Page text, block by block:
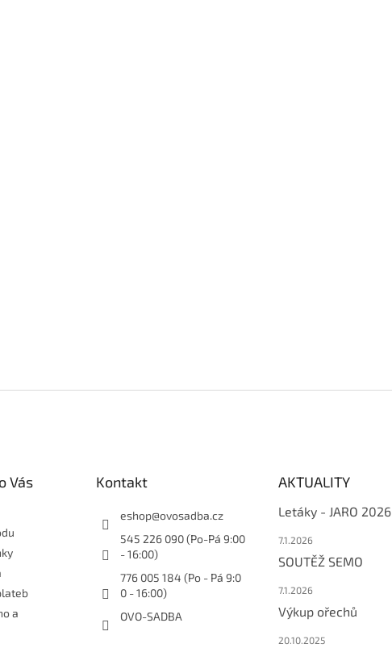
Vás
a
Kontakt
eshop@ovosadba.cz
545 226 090 (Po-Pá 9:00
- 16:00)
776 005 184 (Po - Pá 9:0
0 - 16:00)
OVO-SADBA
AKTUALITY
Letáky - JARO 2026
7.1.2026
SOUTĚŽ SEMO
7.1.2026
Výkup ořechů
20.10.2025